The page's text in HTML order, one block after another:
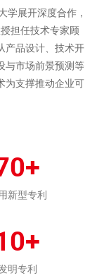
学展开深度合作，
担任技术专家顾
产品设计、技术开
与市场前景预测等
为支撑推动企业可
新型专利
明专利